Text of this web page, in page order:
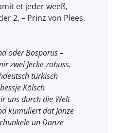
et jeder weeß,
2. – Prinz von Plees.
oder Bosporus –
zwei Jecke zohuss.
türkisch
Kölsch
uns durch die Welt
kumuliert dat Janze
un Danze